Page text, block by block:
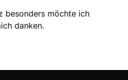
besonders möchte ich
danken.